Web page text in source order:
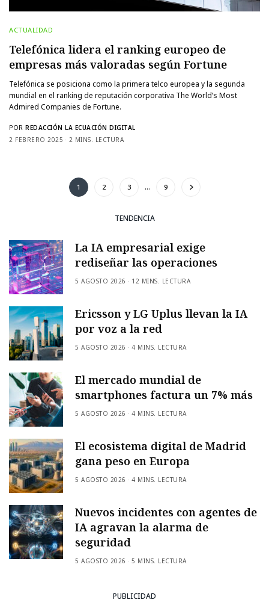
ACTUALIDAD
Telefónica lidera el ranking europeo de
empresas más valoradas según Fortune
Telefónica se posiciona como la primera telco europea y la segunda
mundial en el ranking de reputación corporativa The World’s Most
Admired Companies de Fortune.
POR REDACCIÓN LA ECUACIÓN DIGITAL
2 FEBRERO 2025
2 MINS. LECTURA
1 2 3 … 9
TENDENCIA
La IA empresarial exige
rediseñar las operaciones
5 AGOSTO 2026 12 MINS. LECTURA
Ericsson y LG Uplus llevan la IA
por voz a la red
5 AGOSTO 2026 4 MINS. LECTURA
El mercado mundial de
smartphones factura un 7% más
5 AGOSTO 2026 4 MINS. LECTURA
El ecosistema digital de Madrid
gana peso en Europa
5 AGOSTO 2026 4 MINS. LECTURA
Nuevos incidentes con agentes de
IA agravan la alarma de
seguridad
5 AGOSTO 2026 5 MINS. LECTURA
PUBLICIDAD